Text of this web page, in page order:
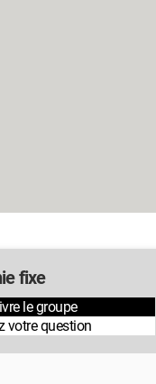
fixe
le groupe
votre question